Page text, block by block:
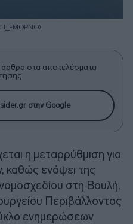
ΜΟΡΝΟΣ
στα αποτελέσματα
στην Google
η μεταρρύθμιση για
καθώς ενόψει της
στη Βουλή,
Περιβάλλοντος
ενημερώσεων